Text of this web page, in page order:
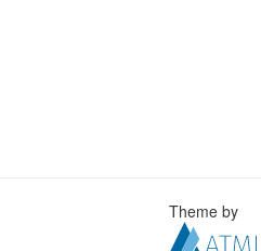
Theme by